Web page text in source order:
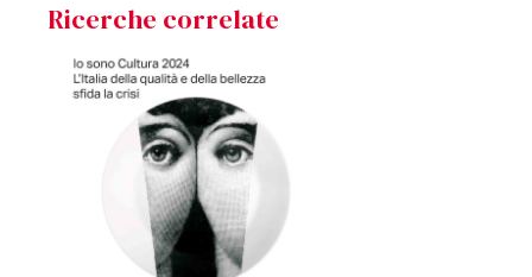
Ricerche correlate